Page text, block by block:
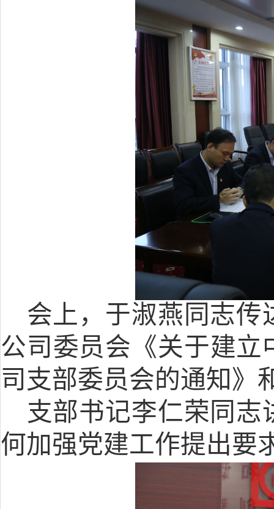
会上，于淑燕同志
公司委员会《关于建立
司支部委员会的通知 》
支部书记李仁荣同
何加强党建工作提出要